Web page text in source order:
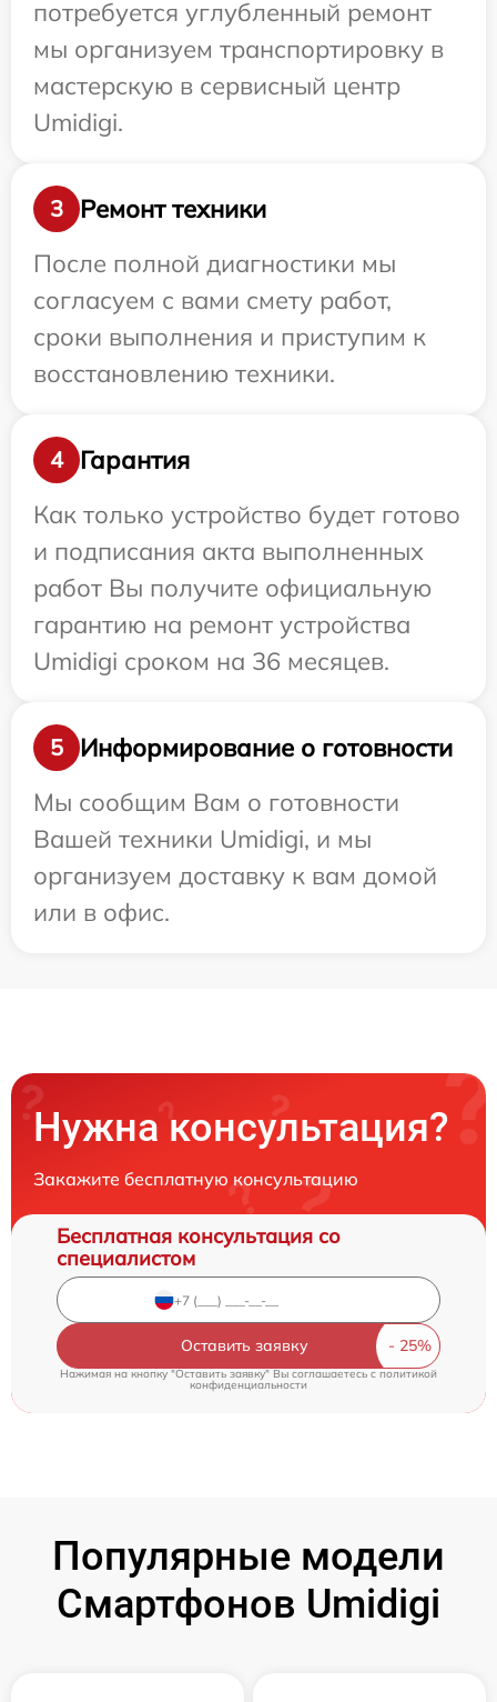
потребуется углубленный ремонт
мы организуем транспортировку в
мастерскую в сервисный центр
Umidigi.
3
Ремонт техники
После полной диагностики мы
согласуем с вами смету работ,
сроки выполнения и приступим к
восстановлению техники.
4
Гарантия
Как только устройство будет готово
и подписания акта выполненных
работ Вы получите официальную
гарантию на ремонт устройства
Umidigi сроком на 36 месяцев.
5
Информирование о готовности
Мы сообщим Вам о готовности
Вашей техники Umidigi, и мы
организуем доставку к вам домой
или в офис.
Нужна консультация?
Закажите бесплатную консультацию
Бесплатная консультация со
специалистом
Оставить заявку
Нажимая на кнопку "Оставить заявку" Вы соглашаетесь c политикой
конфиденциальности
Популярные модели
Смартфонов Umidigi